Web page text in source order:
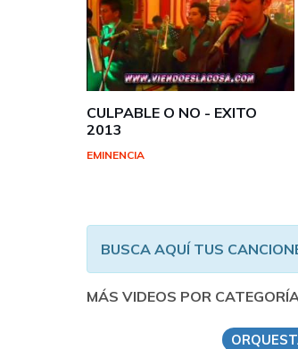
CULPABLE O NO - EXITO
2013
EMINENCIA
BUSCA AQUÍ TUS
MÁS VIDEOS POR